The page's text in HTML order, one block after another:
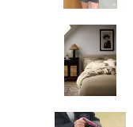
$35.00
限色号Ebony